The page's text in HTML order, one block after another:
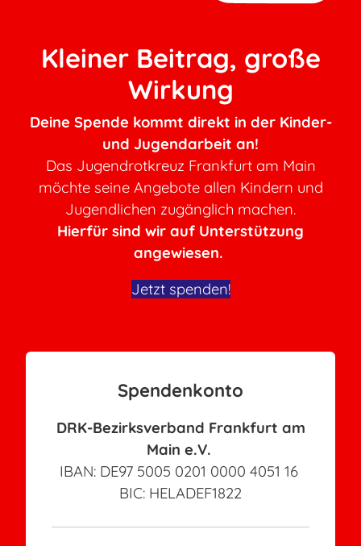
Kleiner Beitrag, große
Wirkung
Deine Spende kommt direkt in der Kinder-
und Jugendarbeit an!
Das Jugendrotkreuz Frankfurt am Main
möchte seine Angebote allen Kindern und
Jugendlichen zugänglich machen.
Hierfür sind wir auf Unterstützung
angewiesen.
Jetzt spenden!
Spendenkonto
DRK-Bezirksverband Frankfurt am
Main e.V.
IBAN: DE97 5005 0201 0000 4051 16
BIC: HELADEF1822